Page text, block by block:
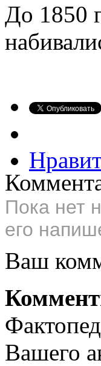
До 1850
Пока нет
его
Ваш
Вашего